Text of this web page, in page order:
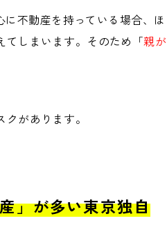
不動産を持っている場合、ほ
てしまいます。そのため「親が
があります。
」が多い東京独自